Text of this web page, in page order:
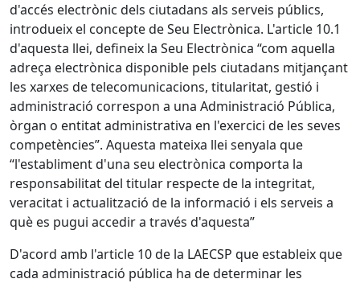
d'accés electrònic dels ciutadans als serveis públics,
introdueix el concepte de Seu Electrònica. L'article 10.1
d'aquesta llei, defineix la Seu Electrònica “com aquella
adreça electrònica disponible pels ciutadans mitjançant
les xarxes de telecomunicacions, titularitat, gestió i
administració correspon a una Administració Pública,
òrgan o entitat administrativa en l'exercici de les seves
competències”. Aquesta mateixa llei senyala que
“l'establiment d'una seu electrònica comporta la
responsabilitat del titular respecte de la integritat,
veracitat i actualització de la informació i els serveis a
què es pugui accedir a través d'aquesta”
D'acord amb l'article 10 de la LAECSP que estableix que
cada administració pública ha de determinar les